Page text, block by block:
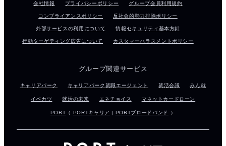
会社情報 プライバシーポリシー グループ会員利用規約
コンプライアンスポリシー 反社会的勢力排除ポリシー
外部サービスの利用について 情報セキュリティ基本方針
行動ターゲティング広告について カスタマーハラスメントポリシー